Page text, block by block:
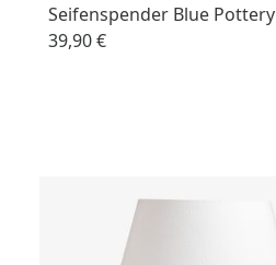
Seifenspender Blue Pottery
39,90 €